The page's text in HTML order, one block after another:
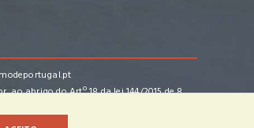
abrigo do Artº 18 da lei 144/2015 de 8